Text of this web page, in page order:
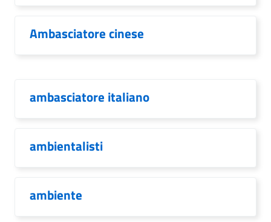
Ambasciatore cinese
ambasciatore italiano
ambientalisti
ambiente